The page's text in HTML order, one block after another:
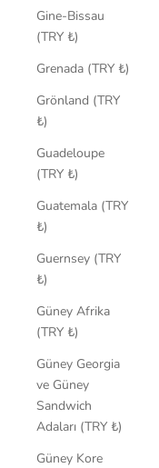
Gine-Bissau
(TRY ₺)
Grenada (TRY ₺)
Grönland (TRY
₺)
Guadeloupe
(TRY ₺)
Guatemala (TRY
₺)
Guernsey (TRY
₺)
Güney Afrika
(TRY ₺)
Güney Georgia
ve Güney
Sandwich
Adaları (TRY ₺)
Güney Kore